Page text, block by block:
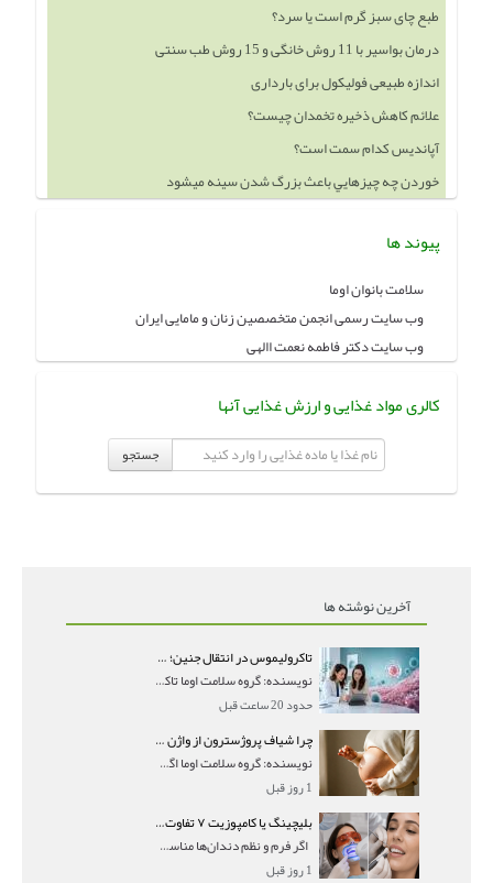
طبع چای سبز گرم است یا سرد؟
درمان بواسیر با 11 روش خانگی و 15 روش طب سنتی
اندازه طبیعی فولیکول برای بارداری
علائم کاهش ذخیره تخمدان چیست؟
آپاندیس کدام سمت است؟
خوردن چه چيزهايي باعث بزرگ شدن سينه ميشود
پیوند ها
سلامت بانوان اوما
وب سایت رسمی انجمن متخصصین زنان و مامایی ایران
وب سایت دکتر فاطمه نعمت االهی
کالری مواد غذایی و ارزش غذایی آنها
جستجو
آخرین نوشته ها
تاکرولیموس در انتقال جنین؛ آیا شانس لانه‌گزینی را افزایش می‌دهد؟
نویسنده: گروه سلامت اوما تاکرولیموس در انتقال جنین
حدود 20 ساعت قبل
چرا شیاف پروژسترون از واژن بیرون می‌ریزد؟ میزان جذب و زمان صحیح مصرف
نویسنده: گروه سلامت اوما اگر بعد از گذاشتن شیاف پر
1 روز قبل
بلیچینگ یا کامپوزیت ۷ تفاوت مهم برای انتخاب درست
اگر فرم و نظم دندان‌ها مناسب است و مشکل
1 روز قبل